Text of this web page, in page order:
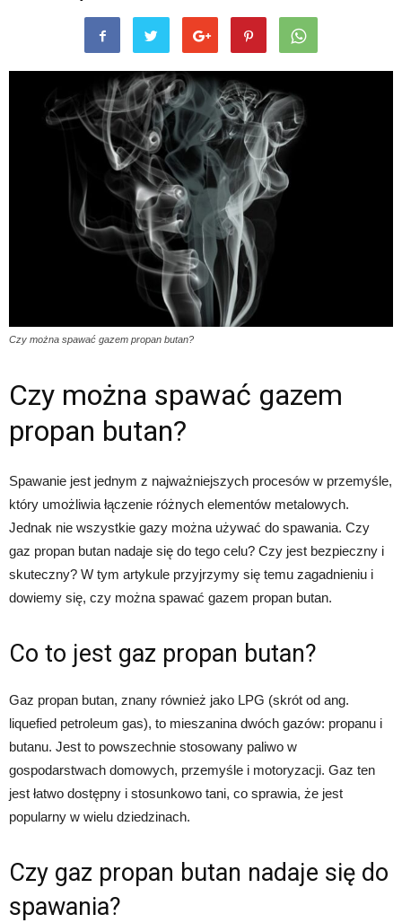
Czy można spawać gazem propan butan?
Czy można spawać gazem
propan butan?
Spawanie jest jednym z najważniejszych procesów w przemyśle,
który umożliwia łączenie różnych elementów metalowych.
Jednak nie wszystkie gazy można używać do spawania. Czy
gaz propan butan nadaje się do tego celu? Czy jest bezpieczny i
skuteczny? W tym artykule przyjrzymy się temu zagadnieniu i
dowiemy się, czy można spawać gazem propan butan.
Co to jest gaz propan butan?
Gaz propan butan, znany również jako LPG (skrót od ang.
liquefied petroleum gas), to mieszanina dwóch gazów: propanu i
butanu. Jest to powszechnie stosowany paliwo w
gospodarstwach domowych, przemyśle i motoryzacji. Gaz ten
jest łatwo dostępny i stosunkowo tani, co sprawia, że jest
popularny w wielu dziedzinach.
Czy gaz propan butan nadaje się do
spawania?